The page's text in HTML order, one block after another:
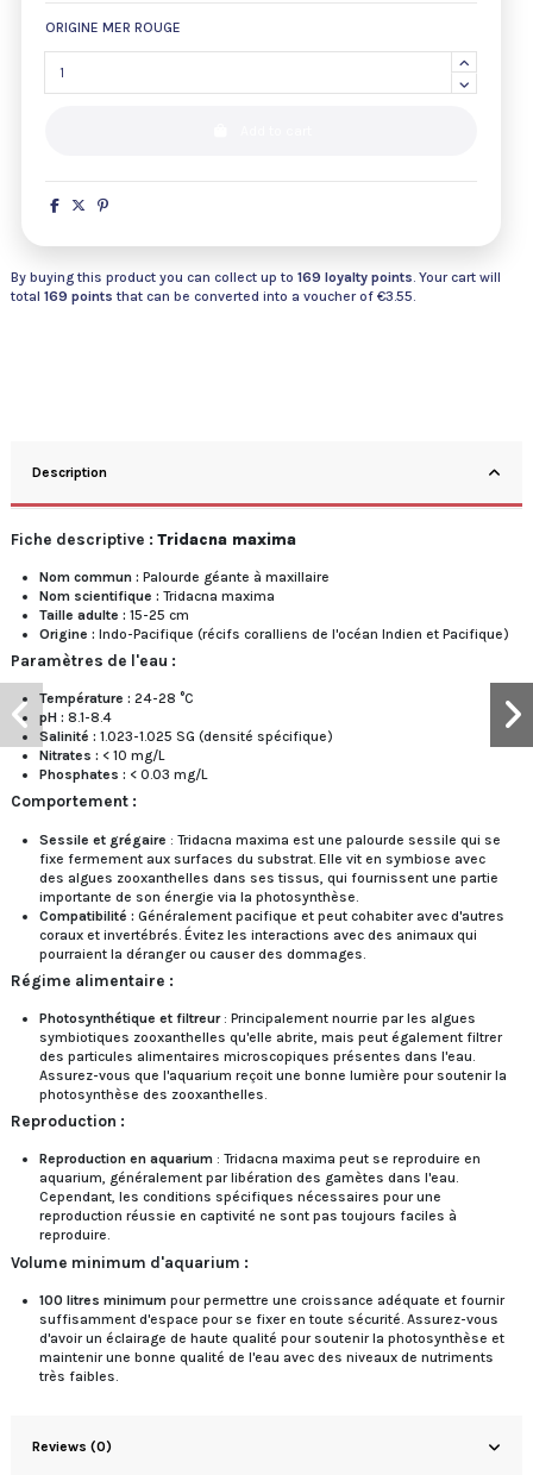
ORIGINE MER ROUGE
By buying this product you can collect up to 169 loyalty points. Your cart will
total 169 points that can be converted into a voucher of €3.55.
Description
Fiche descriptive : Tridacna maxima
Nom commun : Palourde géante à maxillaire
Nom scientifique : Tridacna maxima
Taille adulte : 15-25 cm
Origine : Indo-Pacifique (récifs coralliens de l'océan Indien et Pacifique)
Paramètres de l'eau :
Température : 24-28 °C
pH : 8.1-8.4
Salinité : 1.023-1.025 SG (densité spécifique)
Nitrates : < 10 mg/L
Phosphates : < 0.03 mg/L
Comportement :
Sessile et grégaire : Tridacna maxima est une palourde sessile qui se
fixe fermement aux surfaces du substrat. Elle vit en symbiose avec
des algues zooxanthelles dans ses tissus, qui fournissent une partie
importante de son énergie via la photosynthèse.
Compatibilité : Généralement pacifique et peut cohabiter avec d'autres
coraux et invertébrés. Évitez les interactions avec des animaux qui
pourraient la déranger ou causer des dommages.
Régime alimentaire :
Photosynthétique et filtreur: Principalement nourrie par les algues
symbiotiques zooxanthelles qu'elle abrite, mais peut également filtrer
des particules alimentaires microscopiques présentes dans l'eau.
Assurez-vous que l'aquarium reçoit une bonne lumière pour soutenir la
photosynthèse des zooxanthelles.
Reproduction :
Reproduction en aquarium : Tridacna maxima peut se reproduire en
aquarium, généralement par libération des gamètes dans l'eau.
Cependant, les conditions spécifiques nécessaires pour une
reproduction réussie en captivité ne sont pas toujours faciles à
reproduire.
Volume minimum d'aquarium :
100 litres minimum pour permettre une croissance adéquate et fournir
suffisamment d'espace pour se fixer en toute sécurité. Assurez-vous
d'avoir un éclairage de haute qualité pour soutenir la photosynthèse et
maintenir une bonne qualité de l'eau avec des niveaux de nutriments
très faibles.
Reviews (0)